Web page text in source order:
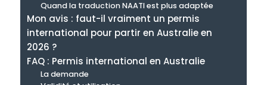
Quand la traduction NAATI est plus adaptée
Mon avis : faut-il vraiment un permis
international pour partir en Australie en
2026 ?
FAQ : Permis international en Australie
La demande